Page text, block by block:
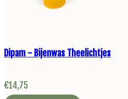
Dipam - Bijenwas Theelichtjes
€14,75